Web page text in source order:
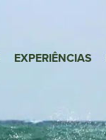
EXPERIÊNCIAS